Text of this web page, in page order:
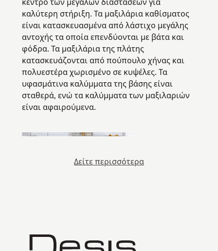
καλύτερη στήριξη. Τα μαξιλάρια καθίσματος
είναι κατασκευασμένα από λάστιχο μεγάλης
αντοχής τα οποία επενδύονται με βάτα και
φόδρα. Τα μαξιλάρια της πλάτης
κατασκευάζονται από πούπουλο χήνας και
πολυεστέρα χωρισμένο σε κυψέλες. Τα
υφασμάτινα καλύμματα της βάσης είναι
σταθερά, ενώ τα καλύμματα των μαξιλαριών
είναι αφαιρούμενα.
Δείτε περισσότερα